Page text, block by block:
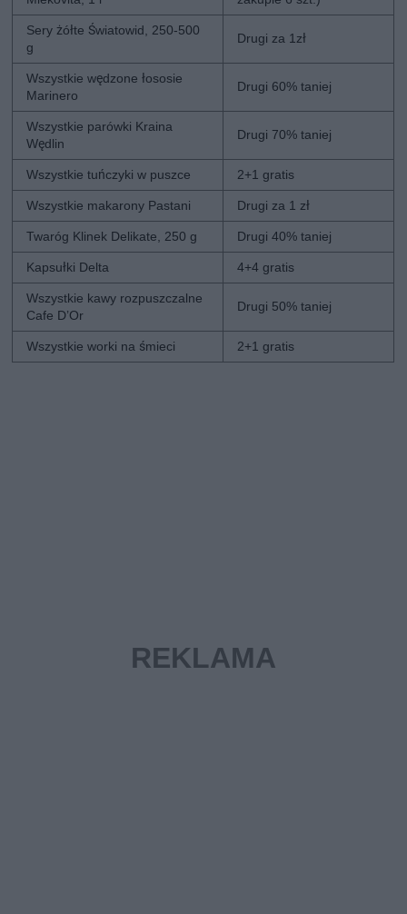
Sery żółte Światowid, 250-500
g
Drugi za 1zł
Wszystkie wędzone łososie
Marinero
Drugi 60% taniej
Wszystkie parówki Kraina
Wędlin
Drugi 70% taniej
Wszystkie tuńczyki w puszce 2+1 gratis
Wszystkie makarony Pastani Drugi za 1 zł
Twaróg Klinek Delikate, 250 g Drugi 40% taniej
Kapsułki Delta 4+4 gratis
Wszystkie kawy rozpuszczalne
Cafe D’Or
Drugi 50% taniej
Wszystkie worki na śmieci 2+1 gratis